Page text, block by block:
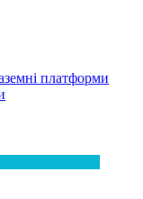
платформи